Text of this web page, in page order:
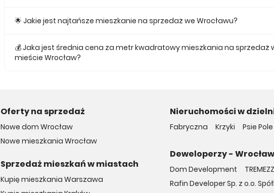
🌟 Jakie jest najtańsze mieszkanie na sprzedaż we Wrocławu?
💰 Jaka jest średnia cena za metr kwadratowy mieszkania na sprzedaż
mieście Wrocław?
Oferty na sprzedaż
Nowe dom Wrocław
Nowe mieszkania Wrocław
Sprzedaż mieszkań w miastach
Kupię mieszkania Warszawa
Nieruchomości w
Fabryczna Krzyki Psie Pole
Deweloperzy - Wrocław
Dom Development
Rafin Developer Sp. z o.o.